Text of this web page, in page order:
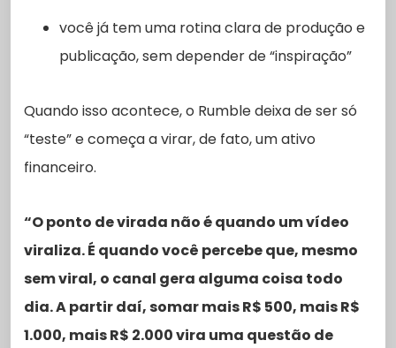
você já tem uma rotina clara de produção e
publicação, sem depender de “inspiração”
Quando isso acontece, o Rumble deixa de ser só
“teste” e começa a virar, de fato, um ativo
financeiro.
“O ponto de virada não é quando um vídeo
viraliza. É quando você percebe que, mesmo
sem viral, o canal gera alguma coisa todo
dia. A partir daí, somar mais R$ 500, mais R$
1.000, mais R$ 2.000 vira uma questão de